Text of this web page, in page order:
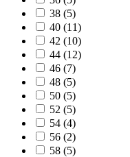
38 (5)
40 (11)
42 (10)
44 (12)
46 (7)
48 (5)
50 (5)
52 (5)
54 (4)
56 (2)
58 (5)